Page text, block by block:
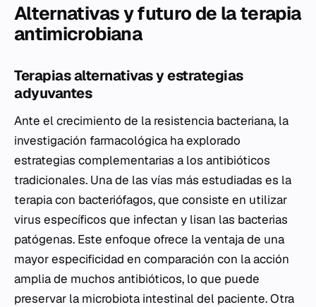
Alternativas y futuro de la terapia
antimicrobiana
Terapias alternativas y estrategias
adyuvantes
Ante el crecimiento de la resistencia bacteriana, la
investigación farmacológica ha explorado
estrategias complementarias a los antibióticos
tradicionales. Una de las vías más estudiadas es la
terapia con bacteriófagos, que consiste en utilizar
virus específicos que infectan y lisan las bacterias
patógenas. Este enfoque ofrece la ventaja de una
mayor especificidad en comparación con la acción
amplia de muchos antibióticos, lo que puede
preservar la microbiota intestinal del paciente. Otra